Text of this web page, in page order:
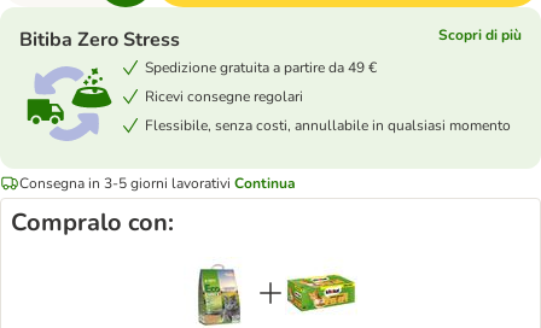
Bitiba Zero Stress
Scopri di più
Spedizione gratuita a partire da 49 €
Ricevi consegne regolari
Flessibile, senza costi, annullabile in qualsiasi momento
Consegna in 3-5 giorni lavorativi Continua
Compralo con: